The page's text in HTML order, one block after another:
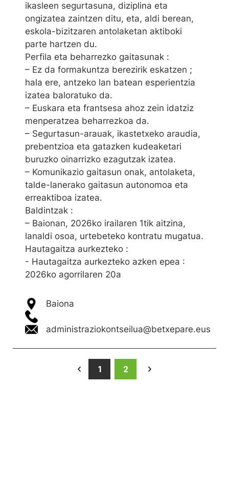
ikasleen segurtasuna, diziplina eta
ongizatea zaintzen ditu, eta, aldi berean,
eskola-bizitzaren antolaketan aktiboki
parte hartzen du.
Perfila eta beharrezko gaitasunak :
– Ez da formakuntza berezirik eskatzen ;
hala ere, antzeko lan batean esperientzia
izatea baloratuko da.
– Euskara eta frantsesa ahoz zein idatziz
menperatzea beharrezkoa da.
– Segurtasun-arauak, ikastetxeko araudia,
prebentzioa eta gatazken kudeaketari
buruzko oinarrizko ezagutzak izatea.
– Komunikazio gaitasun onak, antolaketa,
talde-lanerako gaitasun autonomoa eta
erreaktiboa izatea.
Baldintzak :
– Baionan, 2026ko irailaren 1tik aitzina,
lanaldi osoa, urtebeteko kontratu mugatua.
Hautagaitza aurkezteko :
- Hautagaitza aurkezteko azken epea :
2026ko agorrilaren 20a
Baiona
administraziokontseilua@betxepare.eus
1 2